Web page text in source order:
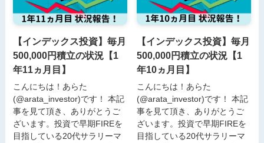
【インデックス投資】毎月
500,000円積立の状況【1
年11ヵ月目】
こんにちは！あらた
(@arata_investor)です！ 本記
事を見て頂き、ありがとうご
ざいます。投資で早期FIREを
目指している20代サラリーマ
【インデックス投資】毎月
500,000円積立の状況【1
年10ヵ月目】
こんにちは！あらた
(@arata_investor)です！ 本記
事を見て頂き、ありがとうご
ざいます。投資で早期FIREを
目指している20代サラリーマ